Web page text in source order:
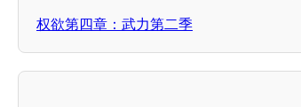
权欲第四章：武力第二季